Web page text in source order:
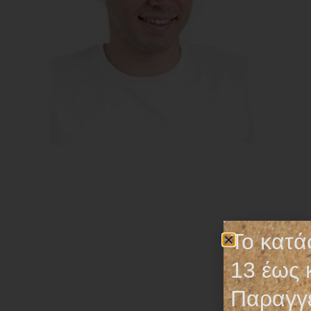
Το
13 έως